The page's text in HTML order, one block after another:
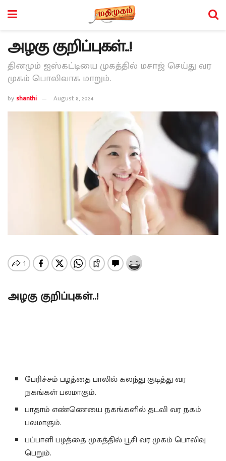
அழகு குறிப்புகள்..!
தினமும் ஐஸ்கட்டியை முகத்தில் மசாஜ் செய்து வர
முகம் பொலிவாக மாறும்.
byshanthi August 8, 2024
அழகு குறிப்புகள்..!
பேரிச்சம் பழத்தை பாலில் கலந்து குடித்து வர
நகங்கள் பலமாகும்.
பாதாம் எண்ணெயை நகங்களில் தடவி வர நகம்
பலமாகும்.
பப்பாளி பழத்தை முகத்தில் பூசி வர முகம் பொலிவு
பெறும்.